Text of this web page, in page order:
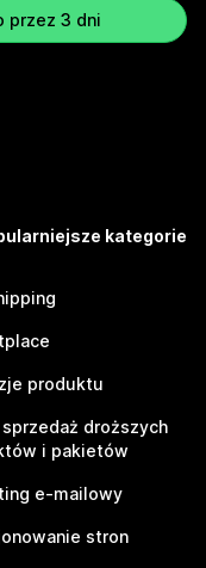
przez 3 dni
kategorie
produktu
droższych
i pakietów
e-mailowy
stron